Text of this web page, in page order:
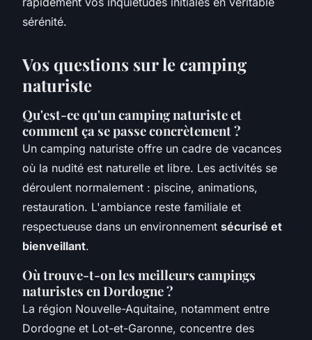
sérénité.
Vos questions sur le camping
naturiste
Qu'est-ce qu'un camping naturiste et
comment ça se passe concrètement ?
Un camping naturiste offre un cadre de vacances
où la nudité est naturelle et libre. Les activités se
déroulent normalement : piscine, animations,
restauration. L'ambiance reste familiale et
respectueuse dans un environnement sécurisé et
bienveillant.
Où trouve-t-on les meilleurs campings
naturistes en Dordogne ?
La région Nouvelle-Aquitaine, notamment entre
Dordogne et Lot-et-Garonne, concentre des